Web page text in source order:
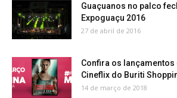
Guaçuanos no palco
Expoguaçu 2016
27 de abril de 2016
Confira os lançamentos
Cineflix do Buriti
14 de março de 2018